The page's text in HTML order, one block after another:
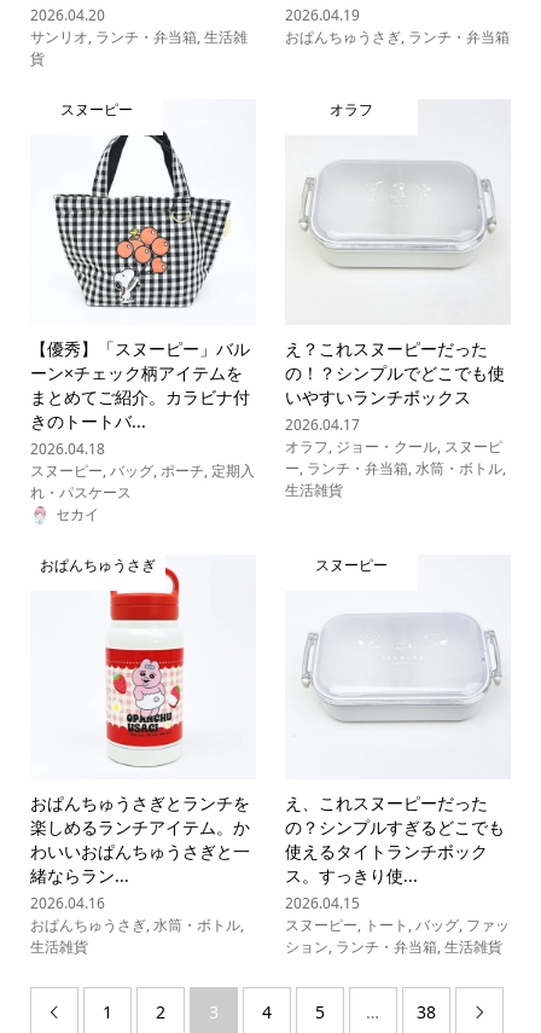
2026.04.20
サンリオ, ランチ・弁当箱,生活雑
貨
2026.04.19
おぱんちゅうさぎ, ランチ・弁当箱
スヌーピー
【優秀】「スヌーピー」バル
ーン×チェック柄アイテムを
まとめてご紹介。カラビナ付
きのトートバ...
2026.04.18
スヌーピー,バッグ,ポーチ, 定期入
れ・パスケース
セカイ
オラフ
え？これスヌーピーだった
の！？シンプルでどこでも使
いやすいランチボックス
2026.04.17
オラフ, ジョー・クール, スヌーピ
ー, ランチ・弁当箱,水筒・ボトル,
生活雑貨
おぱんちゅうさぎ
おぱんちゅうさぎとランチを
楽しめるランチアイテム。か
わいいおぱんちゅうさぎと一
緒ならラン...
2026.04.16
おぱんちゅうさぎ,水筒・ボトル,
生活雑貨
スヌーピー
え、これスヌーピーだった
の？シンプルすぎるどこでも
使えるタイトランチボック
ス。すっきり使...
2026.04.15
スヌーピー, トート ,バッグ, ファッ
ション, ランチ・弁当箱,生活雑貨
 1 2 3 4 5 … 38 